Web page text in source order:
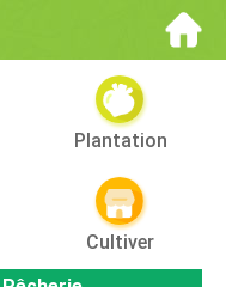
Plantation
Cultiver